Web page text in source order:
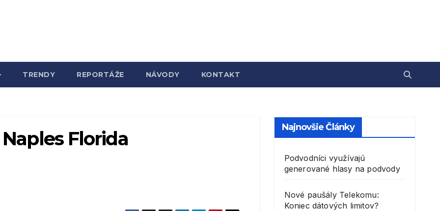
TRENDY REPORTÁŽE NÁVODY KONTAKT
Florida Najnovšie Články
Podvodníci využívajú
generované hlasy na podvody
Nové paušály Telekomu:
Koniec dátových limitov?